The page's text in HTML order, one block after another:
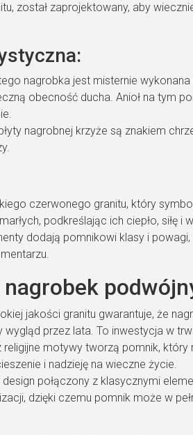
został zaprojektowany, aby
nagrobka jest misternie
obecność ducha. Anioł na tym
nagrobnej krzyże są znakiem
czerwonego granitu, który
podkreślając ich ciepło, siłę i
dodają pomnikowi klasy i
jakości granitu gwarantuje, że
przez lata. To inwestycja w
religijne motywy tworzą pomnik,
i nadzieję na wieczne życie.
połączony z klasycznymi
dzięki czemu pomnik może w